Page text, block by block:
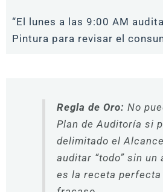
“El lunes a las 9:00 AM
Pintura para revisar el
Regla de Oro: No
Plan de Auditoría si
delimitado el
auditar “todo” sin
es la receta perfecta